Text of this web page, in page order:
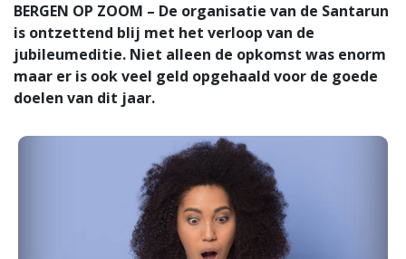
BERGEN OP ZOOM – De organisatie van de Santarun
is ontzettend blij met het verloop van de
jubileumeditie. Niet alleen de opkomst was enorm
maar er is ook veel geld opgehaald voor de goede
doelen van dit jaar.